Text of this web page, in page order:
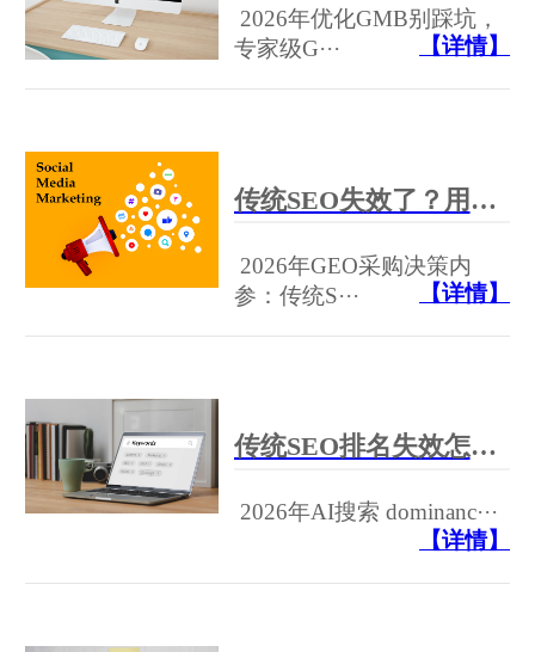
2026年优化GMB别踩坑，
专家级G···
【详情】
传统SEO失效了？用GEO抢占AI答案位获取精准流量
2026年GEO采购决策内
参：传统S···
【详情】
传统SEO排名失效怎么办：用GEO与SEO组合拳，3个月提升AI推荐率140%
2026年AI搜索 dominanc···
【详情】